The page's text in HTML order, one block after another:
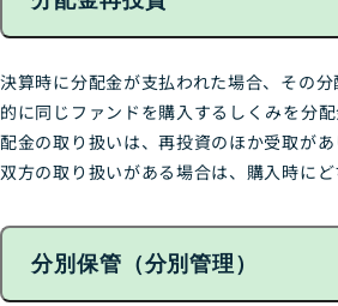
決算時に分配金が支払われた場合、その
的に同じファンドを購入するしくみを分
配金の取り扱いは、再投資のほか受取が
双方の取り扱いがある場合は、購入時にど
分別保管（分別管理）